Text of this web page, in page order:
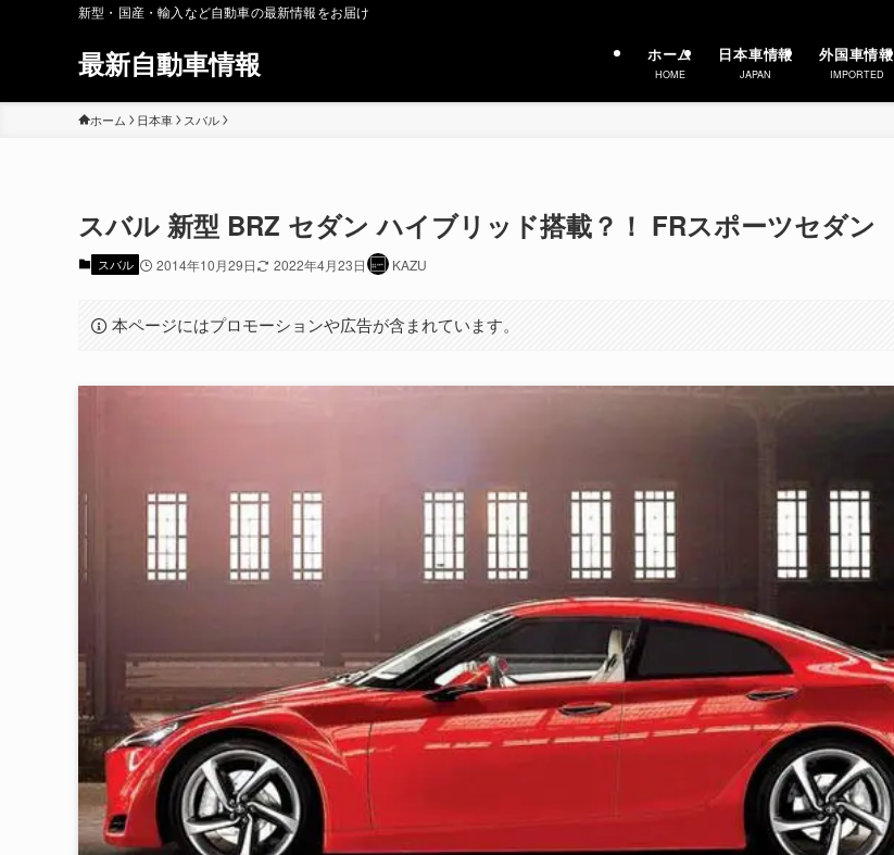
新型・国産・輸入など自動車の最新情報をお届け
最新自動車情報 ホーム
HOME
日本車情報
JAPAN
外国車情報
IMPORTED
ホーム 日本車 スバル
スバル 新型 BRZ セダン ハイブリッド搭載？！ FRスポーツセダン
スバル 2014年10月29日 2022年4月23日 KAZU
本ページにはプロモーションや広告が含まれています。